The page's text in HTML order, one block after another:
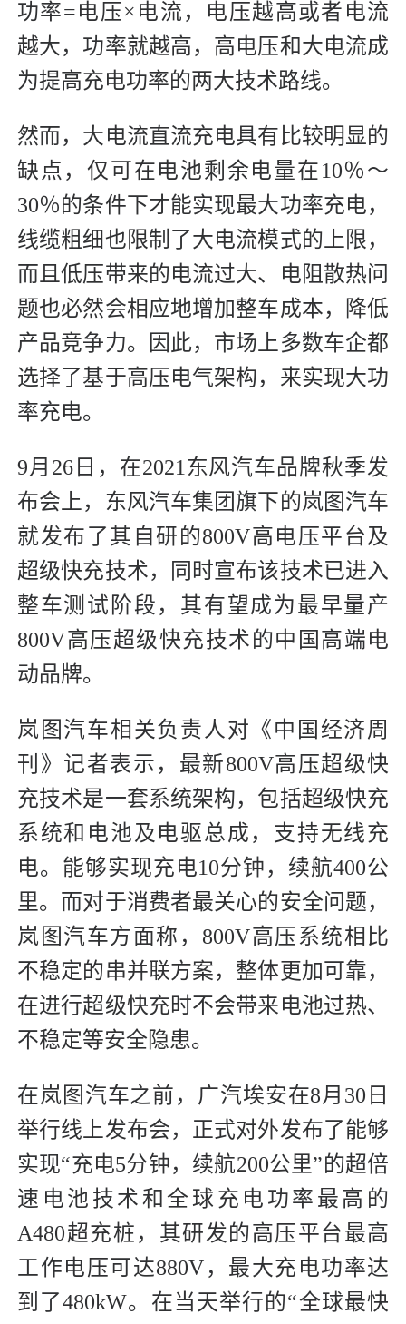
功率=电压×电流，电压越高或者电流
越大，功率就越高，高电压和大电流成
为提高充电功率的两大技术路线。
然而，大电流直流充电具有比较明显的
缺点，仅可在电池剩余电量在10％～
30％的条件下才能实现最大功率充电，
线缆粗细也限制了大电流模式的上限，
而且低压带来的电流过大、电阻散热问
题也必然会相应地增加整车成本，降低
产品竞争力。因此，市场上多数车企都
选择了基于高压电气架构，来实现大功
率充电。
9月26日，在2021东风汽车品牌秋季发
布会上，东风汽车集团旗下的岚图汽车
就发布了其自研的800V高电压平台及
超级快充技术，同时宣布该技术已进入
整车测试阶段，其有望成为最早量产
800V高压超级快充技术的中国高端电
动品牌。
岚图汽车相关负责人对《中国经济周
刊》记者表示，最新800V高压超级快
充技术是一套系统架构，包括超级快充
系统和电池及电驱总成，支持无线充
电。能够实现充电10分钟，续航400公
里。而对于消费者最关心的安全问题，
岚图汽车方面称，800V高压系统相比
不稳定的串并联方案，整体更加可靠，
在进行超级快充时不会带来电池过热、
不稳定等安全隐患。
在岚图汽车之前，广汽埃安在8月30日
举行线上发布会，正式对外发布了能够
实现“充电5分钟，续航200公里”的超倍
速电池技术和全球充电功率最高的
A480超充桩，其研发的高压平台最高
工作电压可达880V，最大充电功率达
到了480kW。在当天举行的“全球最快